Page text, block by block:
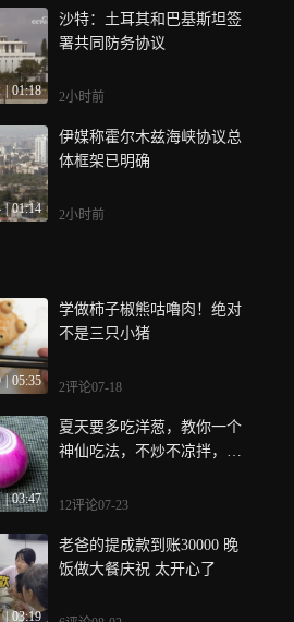
| 01:18
沙特：土耳其和巴基斯坦签
署共同防务协议
2小时前
| 01:14
伊媒称霍尔木兹海峡协议总
体框架已明确
2小时前
| 05:35
学做柿子椒熊咕嚕肉！绝对
不是三只小猪
2评论07-18
| 03:47
夏天要多吃洋葱，教你一个
神仙吃法，不炒不凉拌，大
12评论07-23
| 03:19
老爸的提成款到账30000 晚
饭做大餐庆祝 太开心了